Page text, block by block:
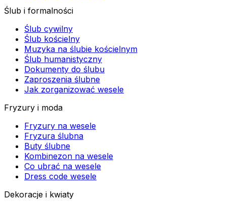
Ślub i formalności
Ślub cywilny
Ślub kościelny
Muzyka na ślubie kościelnym
Ślub humanistyczny
Dokumenty do ślubu
Zaproszenia ślubne
Jak zorganizować wesele
Fryzury i moda
Fryzury na wesele
Fryzura ślubna
Buty ślubne
Kombinezon na wesele
Co ubrać na wesele
Dress code wesele
Dekoracje i kwiaty